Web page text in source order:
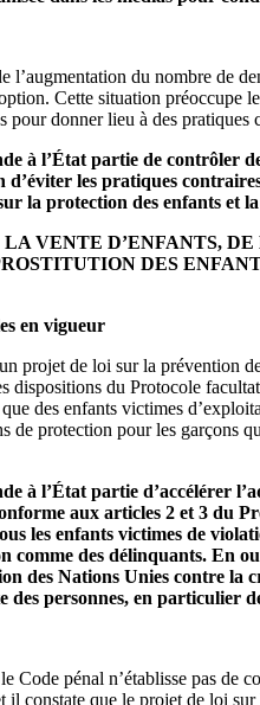
l’augmentation du nombre de
Cette situation préoccupe
pour donner lieu à des
à l’État partie de contrôler
d’éviter les pratiques
la protection des enfants et
VENTE D’ENFANTS,
DES
en vigueur
projet de loi sur la prévention
dispositions du Protocole
des enfants victimes
de protection pour les garçons
à l’État partie d’accélérer
aux articles 2 et 3 du
les enfants victimes de
comme des délinquants. En
des Nations Unies contre la
personnes, en particulier
Code pénal n’établisse pas de
constate que le projet de loi